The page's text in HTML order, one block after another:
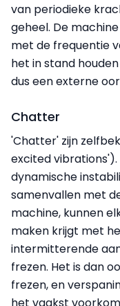
van periodieke
geheel. De
met de frequentie
het in stand
dus een externe
Chatter
'Chatter' zijn
excited
dynamische
samenvallen met
machine, kunnen
maken krijgt met
intermitterende
frezen. Het is dan
frezen, en
het vaakst